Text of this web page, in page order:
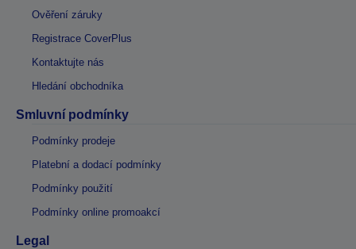
Ověření záruky
Registrace CoverPlus
Kontaktujte nás
Hledání obchodníka
Smluvní podmínky
Podmínky prodeje
Platební a dodací podmínky
Podmínky použití
Podmínky online promoakcí
Legal